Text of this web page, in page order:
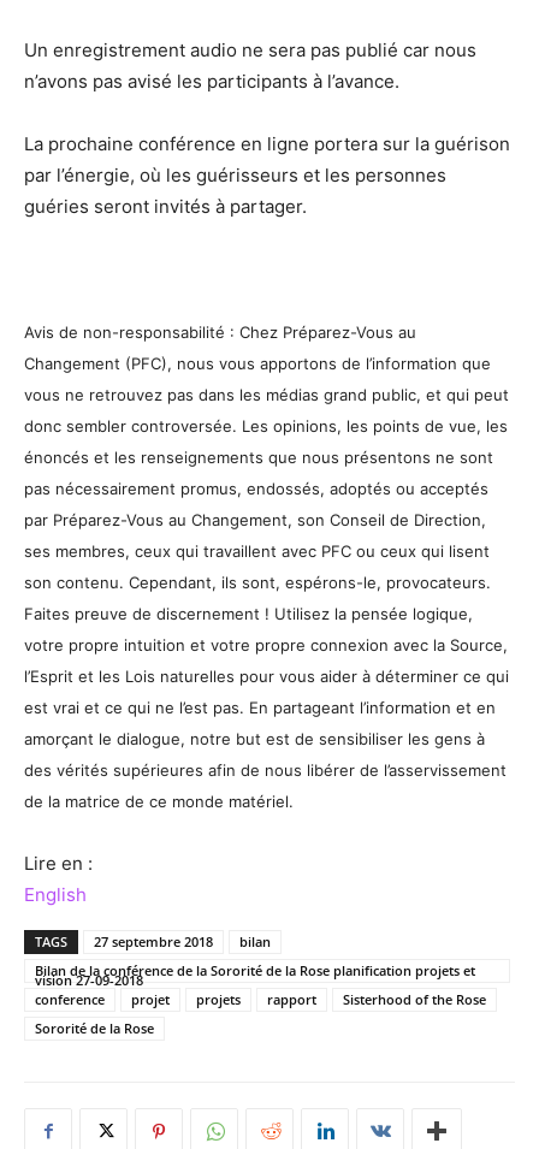
Un enregistrement audio ne sera pas publié car nous
n’avons pas avisé les participants à l’avance.
La prochaine conférence en ligne portera sur la guérison
par l’énergie, où les guérisseurs et les personnes
guéries seront invités à partager.
Avis de non-responsabilité : Chez Préparez-Vous au
Changement (PFC), nous vous apportons de l’information que
vous ne retrouvez pas dans les médias grand public, et qui peut
donc sembler controversée. Les opinions, les points de vue, les
énoncés et les renseignements que nous présentons ne sont
pas nécessairement promus, endossés, adoptés ou acceptés
par Préparez-Vous au Changement, son Conseil de Direction,
ses membres, ceux qui travaillent avec PFC ou ceux qui lisent
son contenu. Cependant, ils sont, espérons-le, provocateurs.
Faites preuve de discernement ! Utilisez la pensée logique,
votre propre intuition et votre propre connexion avec la Source,
l’Esprit et les Lois naturelles pour vous aider à déterminer ce qui
est vrai et ce qui ne l’est pas. En partageant l’information et en
amorçant le dialogue, notre but est de sensibiliser les gens à
des vérités supérieures afin de nous libérer de l’asservissement
de la matrice de ce monde matériel.
Lire en :
English
TAGS 27 septembre 2018
bilan
Bilan de la conférence de la Sororité de la Rose planification projets et
vision 27-09-2018
conference
projet projets rapport
Sisterhood of the Rose
Sororité de la Rose